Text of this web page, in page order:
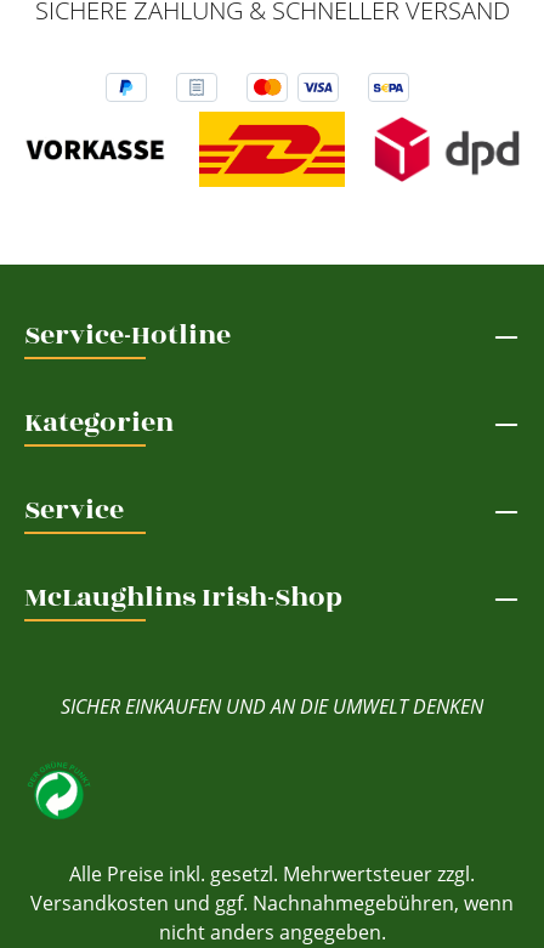
SICHERE ZAHLUNG & SCHNELLER VERSAND
Service-Hotline
Kategorien
Service
McLaughlins Irish-Shop
SICHER EINKAUFEN UND AN DIE UMWELT DENKEN
Alle Preise inkl. gesetzl. Mehrwertsteuer zzgl.
Versandkosten und ggf. Nachnahmegebühren, wenn
nicht anders angegeben.